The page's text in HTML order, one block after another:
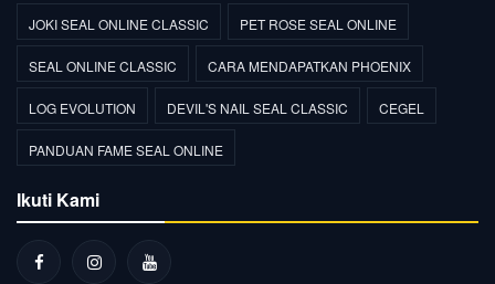
JOKI SEAL ONLINE CLASSIC PET ROSE SEAL ONLINE
SEAL ONLINE CLASSIC CARA MENDAPATKAN PHOENIX
LOG EVOLUTION DEVIL'S NAIL SEAL CLASSIC CEGEL
PANDUAN FAME SEAL ONLINE
Ikuti Kami